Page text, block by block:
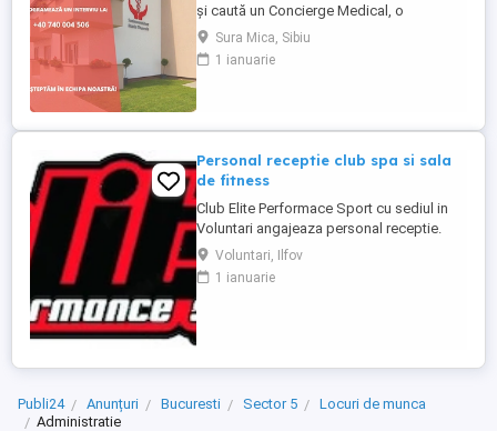
și caută un Concierge Medical, o
persoană organizată, empatică și
comunicativă, care să fie primul punct de
contact pentru pacienți și aparținători.
relația cu aparținătorii) - ...
Sura Mica, Sibiu
1 ianuarie
Personal receptie club spa si sala
de fitness
Club Elite Performace Sport cu sediul in
Voluntari angajeaza personal receptie.
Cerinte:Foarte bune abilitati de
comunicare, Limba engleza nivel mediu
(scris vorbit), Experienta in utilizare PC
Voluntari, Ilfov
1 ianuarie
Publi24 Anunțuri Bucuresti Sector 5
Locuri de munca
Administratie